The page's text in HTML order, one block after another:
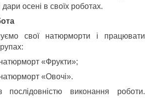
дари осені в своїх роботах.
свої натюрморти і працювати
«Фрукти»;
«Овочі».
виконання роботи.